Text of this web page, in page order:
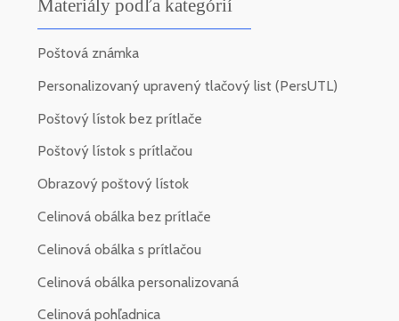
Materiály podľa kategórií
Poštová známka
Personalizovaný upravený tlačový list (PersUTL)
Poštový lístok bez prítlače
Poštový lístok s prítlačou
Obrazový poštový lístok
Celinová obálka bez prítlače
Celinová obálka s prítlačou
Celinová obálka personalizovaná
Celinová pohľadnica